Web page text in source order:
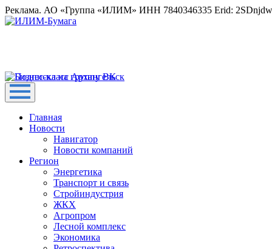
Реклама. АО «Группа «ИЛИМ» ИНН 7840346335 Erid:
Главная
Новости
Навигатор
Новости компаний
Регион
Энергетика
Транспорт и связь
Стройиндустрия
ЖКХ
Агропром
Лесной комплекс
Экономика